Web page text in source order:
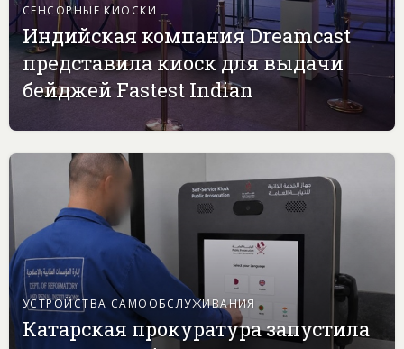
СЕНСОРНЫЕ КИОСКИ
Индийская компания Dreamcast
представила киоск для выдачи
бейджей Fastest Indian
УСТРОЙСТВА САМООБСЛУЖИВАНИЯ
Катарская прокуратура запустила